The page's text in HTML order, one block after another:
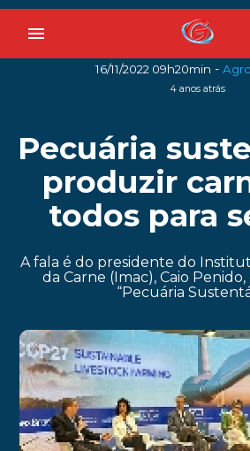
menu
16/11/2022 09h20min -
4 anos atrás
Pecuária
produzir
todos para
A fala é do presidente do
da Carne (Imac), Caio
“Pecuária